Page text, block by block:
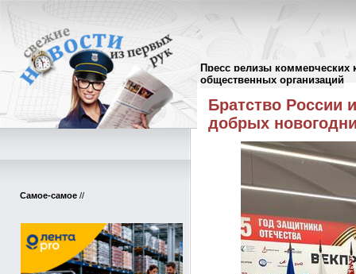
Пресс релизы коммерческих
общественных организаций
Самое-самое //
Пресс-релизы//
Братство России
добрых